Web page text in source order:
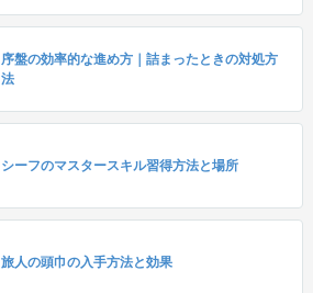
序盤の効率的な進め方｜詰まったときの対処方
法
シーフのマスタースキル習得方法と場所
旅人の頭巾の入手方法と効果